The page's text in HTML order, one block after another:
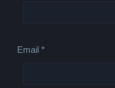
Email*